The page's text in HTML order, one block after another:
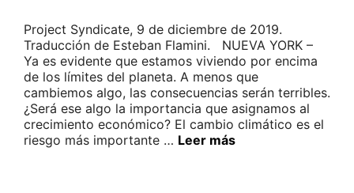
Project Syndicate, 9 de diciembre de 2019.
Traducción de Esteban Flamini. NUEVA YORK –
Ya es evidente que estamos viviendo por encima
de los límites del planeta. A menos que
cambiemos algo, las consecuencias serán terribles.
¿Será ese algo la importancia que asignamos al
crecimiento económico? El cambio climático es el
riesgo más importante … Leer más